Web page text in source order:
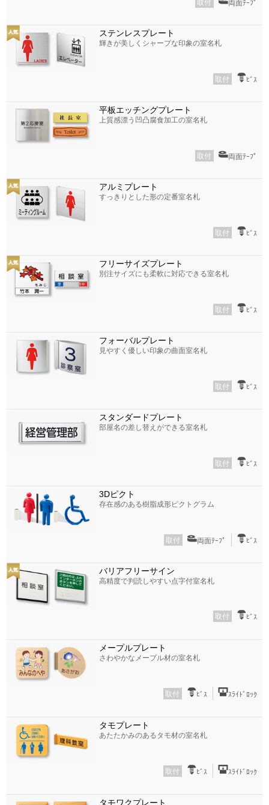
取付 両面ﾃｰﾌﾟ
ステンレスプレート
輝きが美しくシャープな印象の室名札
取付 ﾋﾞｽ
平板エッチングプレート
上質感漂う凹凸腐食加工の室名札
取付 両面ﾃｰﾌﾟ
アルミプレート
すっきりとした形の定番室名札
取付 ﾋﾞｽ
フリーサイズプレート
別注サイズにも柔軟に対応できる室名札
取付 ﾋﾞｽ
フォーバルプレート
見やすく優しい印象の曲面室名札
取付 ﾋﾞｽ
スタンダードプレート
部屋名の差し替えができる室名札
取付 ﾋﾞｽ
3Dピクト
存在感のある樹脂成形ピクトグラム
取付 両面ﾃｰﾌﾟ ﾋﾞｽ
バリアフリーサイン
高精度で判読しやすい点字付室名札
取付 ﾋﾞｽ
メープルプレート
さわやかなメープル材の室名札
取付 ﾋﾞｽ ｽﾗｲﾄﾞﾛｯｸ
タモプレート
あたたかみのあるタモ材の室名札
取付 ﾋﾞｽ ｽﾗｲﾄﾞﾛｯｸ
タモワクプレート